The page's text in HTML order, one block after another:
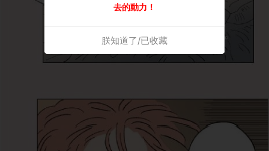
去的動力！
朕知道了/已收藏